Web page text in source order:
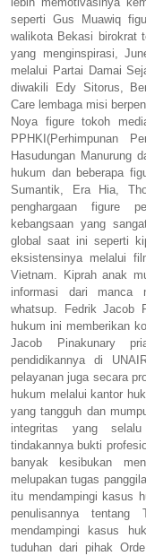
seperti Gus Muawiq
walikota Bekasi birokrat
yang menginspirasi,
melalui Partai Damai
diwakili Edy Sitorus,
Care lembaga misi
Noya figure tokoh
PPHKI(Perhimpunan
Hasudungan Manurung
hukum dan beberapa
Sumantik, Era Hia,
penghargaan figure
kebangsaan yang
global saat ini seperti
eksistensinya melalui
Vietnam. Kiprah anak
informasi dari manca
whatsup. Fedrik Jacob
hukum ini memberikan
Jacob Pinakunary
pendidikannya di
pelayanan juga secara
hukum melalui kantor
yang tangguh dan
integritas yang
tindakannya bukti
banyak kesibukan
melupakan tugas
itu mendampingi kasus
penulisannya
mendampingi kasus
tuduhan dari pihak